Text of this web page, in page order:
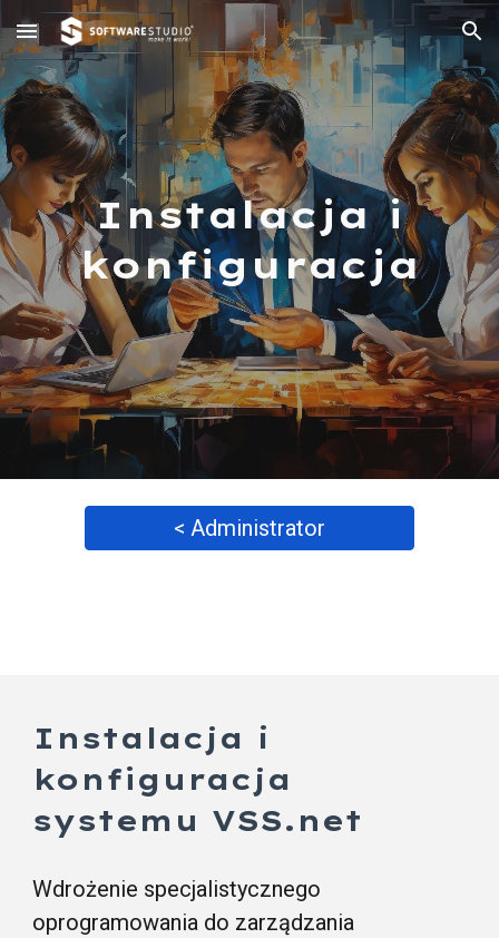
Skip to main content Skip to navigation
Instalacja i
konfiguracja
< Administrator
Instalacja i
konfiguracja
systemu VSS.net
Wdrożenie specjalistycznego
oprogramowania do zarządzania